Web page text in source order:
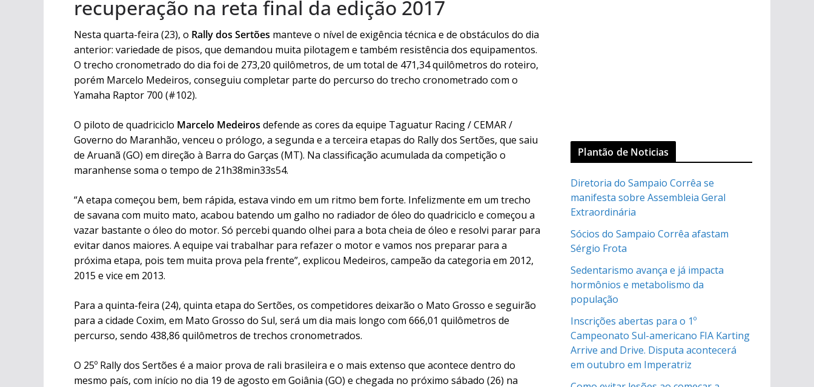
recuperação na reta final da edição 2017
Nesta quarta-feira (23), o Rally dos Sertões manteve o nível de exigência técnica e de obstáculos do dia
anterior: variedade de pisos, que demandou muita pilotagem e também resistência dos equipamentos.
O trecho cronometrado do dia foi de 273,20 quilômetros, de um total de 471,34 quilômetros do roteiro,
porém Marcelo Medeiros, conseguiu completar parte do percurso do trecho cronometrado com o
Yamaha Raptor 700 (#102).
O piloto de quadriciclo Marcelo Medeiros defende as cores da equipe Taguatur Racing / CEMAR /
Governo do Maranhão, venceu o prólogo, a segunda e a terceira etapas do Rally dos Sertões, que saiu
de Aruanã (GO) em direção à Barra do Garças (MT). Na classificação acumulada da competição o
maranhense soma o tempo de 21h38min33s54.
“A etapa começou bem, bem rápida, estava vindo em um ritmo bem forte. Infelizmente em um trecho
de savana com muito mato, acabou batendo um galho no radiador de óleo do quadriciclo e começou a
vazar bastante o óleo do motor. Só percebi quando olhei para a bota cheia de óleo e resolvi parar para
evitar danos maiores. A equipe vai trabalhar para refazer o motor e vamos nos preparar para a
próxima etapa, pois tem muita prova pela frente”, explicou Medeiros, campeão da categoria em 2012,
2015 e vice em 2013.
Para a quinta-feira (24), quinta etapa do Sertões, os competidores deixarão o Mato Grosso e seguirão
para a cidade Coxim, em Mato Grosso do Sul, será um dia mais longo com 666,01 quilômetros de
percurso, sendo 438,86 quilômetros de trechos cronometrados.
O 25º Rally dos Sertões é a maior prova de rali brasileira e o mais extenso que acontece dentro do
mesmo país, com início no dia 19 de agosto em Goiânia (GO) e chegada no próximo sábado (26) na
Plantão de Noticias
Diretoria do Sampaio Corrêa se
manifesta sobre Assembleia Geral
Extraordinária
Sócios do Sampaio Corrêa afastam
Sérgio Frota
Sedentarismo avança e já impacta
hormônios e metabolismo da
população
Inscrições abertas para o 1º
Campeonato Sul-americano FIA Karting
Arrive and Drive. Disputa acontecerá
em outubro em Imperatriz